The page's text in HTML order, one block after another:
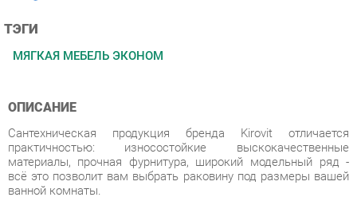
ОПИСАНИЕ
материалы, прочная фурнитура, широкий модельный ряд -
ванной комнаты.
Раковины Kirovit учитывают стилевые тенденции в сегменте
и отвечают высоким требованиям. Uотовые комплексные
решения для ванных комнат сочетают в себе